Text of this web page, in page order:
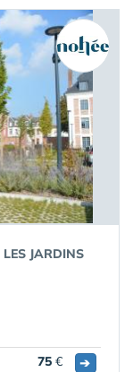
JARDINS
75 € ➔